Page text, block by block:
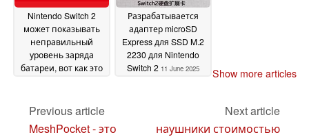
Nintendo Switch 2
может показывать
неправильный
уровень заряда
батареи, вот как это
Разрабатывается
адаптер microSD
Express для SSD M.2
2230 для Nintendo
Switch 2 11 June 2025 Show more articles
Previous article
MeshPocket - это
Next article
наушники стоимостью